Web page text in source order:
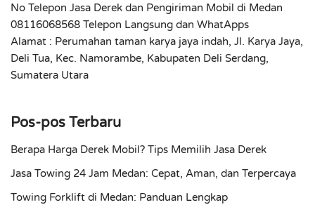
No Telepon Jasa Derek dan Pengiriman Mobil di Medan
08116068568 Telepon Langsung dan WhatApps
Alamat : Perumahan taman karya jaya indah, Jl. Karya Jaya,
Deli Tua, Kec. Namorambe, Kabupaten Deli Serdang,
Sumatera Utara
Pos-pos Terbaru
Berapa Harga Derek Mobil? Tips Memilih Jasa Derek
Jasa Towing 24 Jam Medan: Cepat, Aman, dan Terpercaya
Towing Forklift di Medan: Panduan Lengkap